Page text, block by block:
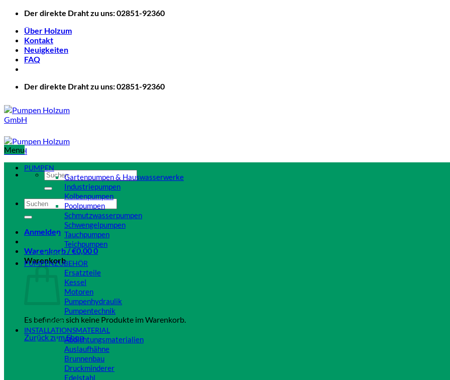
Zum
springen
Der direkte Draht zu uns: 02851-92360
Über Holzum
Kontakt
Neuigkeiten
FAQ
Der direkte Draht zu uns: 02851-92360
Suchen
nach:
Suchen
nach:
Anmelden
Warenkorb /€0,000
Warenkorb
Es befinden sich keine Produkte im Warenkorb.
Zurück zum Shop
Menu
PUMPEN
Gartenpumpen & Hauswasserwerke
Industriepumpen
Kolbenpumpen
Poolpumpen
Schmutzwasserpumpen
Schwengelpumpen
Tauchpumpen
Teichpumpen
Close
PUMPENZUBEHÖR
Ersatzteile
Kessel
Motoren
Pumpenhydraulik
Pumpentechnik
Close
INSTALLATIONSMATERIAL
Abdichtungsmaterialien
Auslaufhähne
Brunnenbau
Druckminderer
Edelstahl